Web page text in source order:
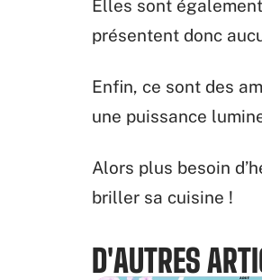
Elles sont
présentent donc
Enfin, ce sont des
une puissance
Alors plus besoin
briller sa cuisine !
D'AUTRES